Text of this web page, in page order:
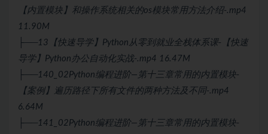
【内置模块】和操作系统相关的os模块常用方法介绍-.mp4
11.90M
├──13【快速导学】Python从零到就业全栈体系课-【快速
导学】Python办公自动化实战-.mp4 16.47M
├──140_02Python编程进阶—第十三章常用的内置模块-
【案例】遍历路径下所有文件的两种方法及不同-.mp4
6.64M
├──141_02Python编程进阶—第十三章常用的内置模块-